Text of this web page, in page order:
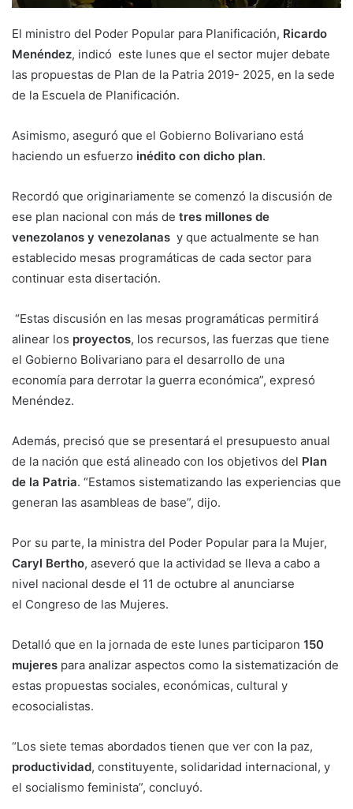
El ministro del Poder Popular para Planificación, Ricardo
Menéndez, indicó este lunes que el sector mujer debate
las propuestas de Plan de la Patria 2019- 2025, en la sede
de la Escuela de Planificación.
Asimismo, aseguró que el Gobierno Bolivariano está
haciendo un esfuerzo inédito con dicho plan.
Recordó que originariamente se comenzó la discusión de
ese plan nacional con más de tres millones de
venezolanos y venezolanas y que actualmente se han
establecido mesas programáticas de cada sector para
continuar esta disertación.
“Estas discusión en las mesas programáticas permitirá
alinear los proyectos, los recursos, las fuerzas que tiene
el Gobierno Bolivariano para el desarrollo de una
economía para derrotar la guerra económica”, expresó
Menéndez.
Además, precisó que se presentará el presupuesto anual
de la nación que está alineado con los objetivos del Plan
de la Patria. “Estamos sistematizando las experiencias que
generan las asambleas de base”, dijo.
Por su parte, la ministra del Poder Popular para la Mujer,
Caryl Bertho, aseveró que la actividad se lleva a cabo a
nivel nacional desde el 11 de octubre al anunciarse
el Congreso de las Mujeres.
Detalló que en la jornada de este lunes participaron 150
mujeres para analizar aspectos como la sistematización de
estas propuestas sociales, económicas, cultural y
ecosocialistas.
“Los siete temas abordados tienen que ver con la paz,
productividad, constituyente, solidaridad internacional, y
el socialismo feminista”, concluyó.